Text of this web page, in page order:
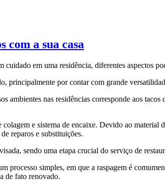
com a sua casa
cuidado em uma residência, diferentes aspectos
principalmente por contar com grande
ambientes nas residências corresponde aos
e sistema de encaixe. Devido ao
reparos e substituições.
sendo uma etapa crucial do serviço de
processo simples, em que a raspagem é
de fato renovado.